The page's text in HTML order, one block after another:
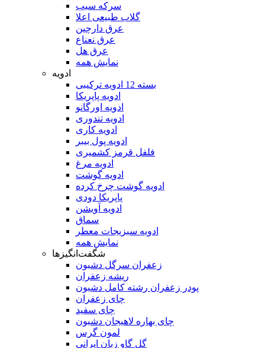
سرکه سیب
گلاب طبیعی اعلا
عرق دارچین
عرق نعناع
عرق هل
نمایش همه
ادویه
بسته 12 ادویه ترکیبی
ادویه پاپریکا
ادویه اورگانو
ادویه تندوری
ادویه کاری
ادویه پول بیبر
فلفل قرمز کشمیری
ادویه مرغ
ادویه گوشت
ادویه گوشت چرخ کرده
پاپریکا دودی
ادویه آویشن
سماق
ادویه سبزیجات معطر
نمایش همه
شگفت‌انگیزها
زعفران سرگل دشبون
ریشه زعفران
پودر زعفران رشته کامل دشبون
چای زعفران
چای سفید
چای بهاره لاهیجان دشبون
لمون گرس
گل گاو زبان ایرانی